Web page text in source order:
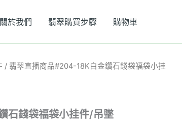
關於我們 翡翠購買步驟 購物車
/ 翡翠直播商品#204-18K白金鑽石錢袋福袋小挂
石錢袋福袋小挂件/吊墜